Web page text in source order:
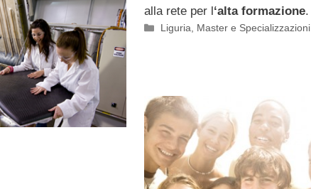
alla rete per l ‘alta formazione.
Categorie
Liguria, Master e Specializzazioni